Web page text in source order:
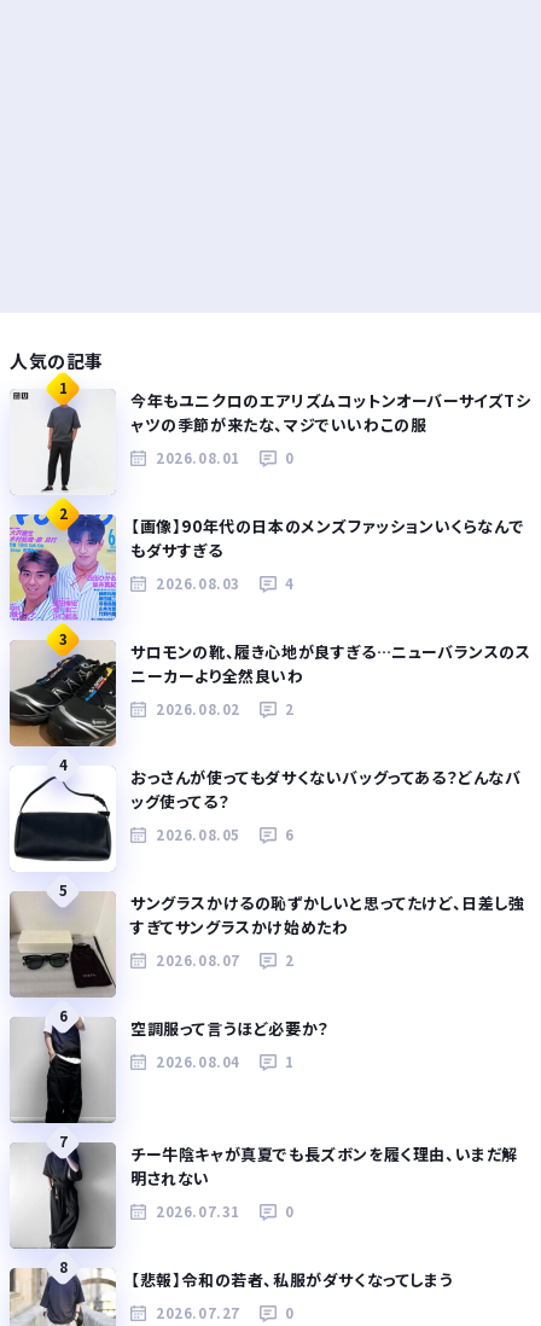
人気の記事
1
今年もユニクロのエアリズムコットンオーバーサイズTシ
ャツの季節が来たな、マジでいいわこの服
2026.08.01 0
2
【画像】90年代の日本のメンズファッションいくらなんで
もダサすぎる
2026.08.03 4
3
サロモンの靴、履き心地が良すぎる…ニューバランスのス
ニーカーより全然良いわ
2026.08.02 2
4
おっさんが使ってもダサくないバッグってある？どんなバ
ッグ使ってる？
2026.08.05 6
5
サングラスかけるの恥ずかしいと思ってたけど、日差し強
すぎてサングラスかけ始めたわ
2026.08.07 2
6
空調服って言うほど必要か？
2026.08.04 1
7
チー牛陰キャが真夏でも長ズボンを履く理由、いまだ解
明されない
2026.07.31 0
8
【悲報】令和の若者、私服がダサくなってしまう
2026.07.27 0